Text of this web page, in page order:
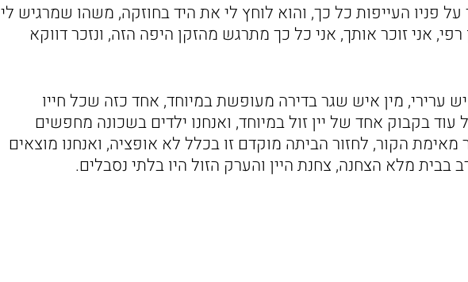
על פניו העייפות כל כך, והוא לוחץ לי את היד בחוזקה, משהו שמרגיש לי
אני זוכר אותך, אני כל כך מתרגש מהזקן היפה הזה, ונזכר דווקא
ערירי, מין איש שגר בדירה מעופשת במיוחד, אחד כזה שכל חייו
עוד בקבוק אחד של יין זול במיוחד, ואנחנו ילדים בשכונה מחפשים
הקור, לחזור הביתה מוקדם זו בכלל לא אופציה, ואנחנו מוצאים
בבית מלא הצחנה, צחנת היין והערק הזול היו בלתי נסבלים.